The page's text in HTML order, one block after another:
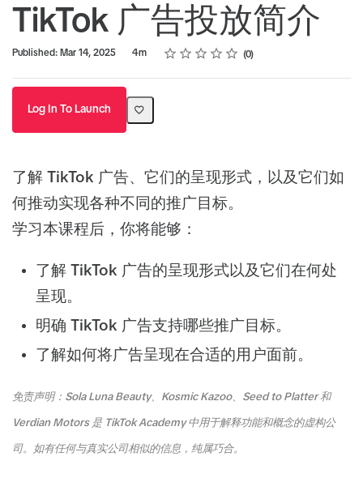
TikTok 广告投放简介
Published: Mar 14, 2025
Duration 4m Rating
1 star
2 stars
3 stars
4 stars
5 stars
Average rating: 0 0
No reviews
Log In To Launch
了解 TikTok 广告、它们的呈现形式，以及它们如
何推动实现各种不同的推广目标。
学习本课程后，你将能够：
了解 TikTok 广告的呈现形式以及它们在何处
呈现。
明确 TikTok 广告支持哪些推广目标。
了解如何将广告呈现在合适的用户面前。
免责声明：Sola Luna Beauty、Kosmic Kazoo、Seed to Platter 和
Verdian Motors 是 TikTok Academy 中用于解释功能和概念的虚构公
司。如有任何与真实公司相似的信息，纯属巧合。